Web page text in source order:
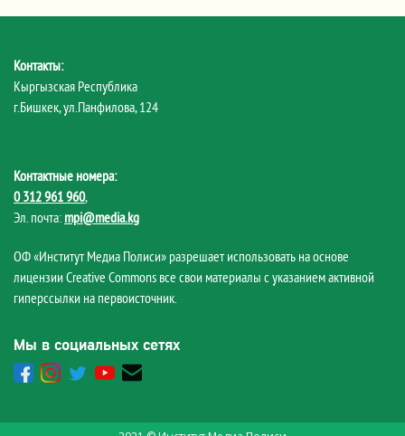
Контакты:
Кыргызская Республика
г.Бишкек, ул.Панфилова, 124
Контактные номера:
0 312 961 960,
Эл. почта: mpi@media.kg
ОФ «Институт Медиа Полиси» разрешает использовать на основе
лицензии Creative Commons все свои материалы с указанием активной
гиперссылки на первоисточник.
Мы в социальных сетях